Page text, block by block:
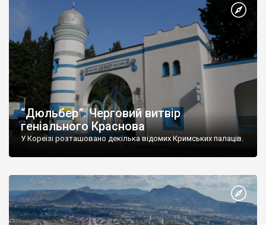
“Дюльбер”. Черговий витвір
геніального Краснова
У Кореїзі розташовано декілька відомих Кримських палаців.